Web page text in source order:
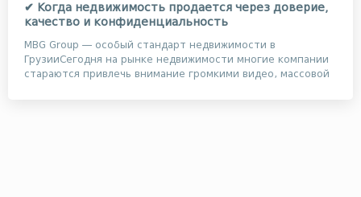
✔ Когда недвижимость продается через доверие,
качество и конфиденциальность
MBG Group — особый стандарт недвижимости в
ГрузииСегодня на рынке недвижимости многие компании
стараются привлечь внимание громкими видео, массовой